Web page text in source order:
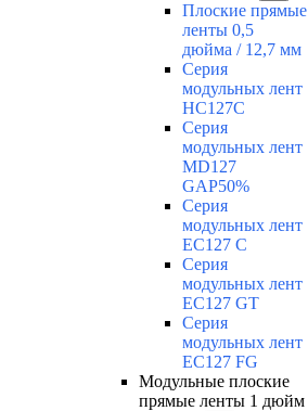
Плоские прямые
ленты 0,5
дюйма / 12,7 мм
Серия
модульных лент
HC127C
Серия
модульных лент
MD127
GAP50%
Серия
модульных лент
EC127 С
Серия
модульных лент
EC127 GT
Серия
модульных лент
EC127 FG
Модульные плоские
прямые ленты 1 дюйм